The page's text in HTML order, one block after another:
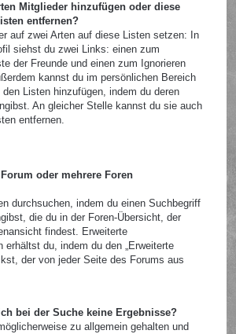
Mitglieder hinzufügen oder diese
entfernen?
auf zwei Arten auf diese Listen setzen: In
siehst du zwei Links: einen zum
der Freunde und einen zum Ignorieren
kannst du im persönlichen Bereich
Listen hinzufügen, indem du deren
An gleicher Stelle kannst du sie auch
entfernen.
oder mehrere Foren
durchsuchen, indem du einen Suchbegriff
die du in der Foren-Übersicht, der
findest. Erweiterte
erhältst du, indem du den „Erweiterte
der von jeder Seite des Forums aus
bei der Suche keine Ergebnisse?
zu allgemein gehalten und